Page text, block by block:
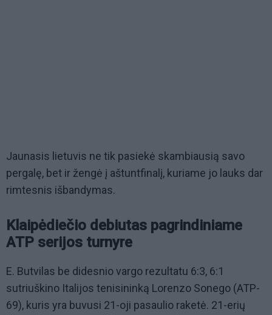
Jaunasis lietuvis ne tik pasiekė skambiausią savo
pergalę, bet ir žengė į aštuntfinalį, kuriame jo lauks dar
rimtesnis išbandymas.
Klaipėdiečio debiutas pagrindiniame
ATP serijos turnyre
E. Butvilas be didesnio vargo rezultatu 6:3, 6:1
sutriuškino Italijos tenisininką Lorenzo Sonego (ATP-
69), kuris yra buvusi 21-oji pasaulio raketė. 21-erių